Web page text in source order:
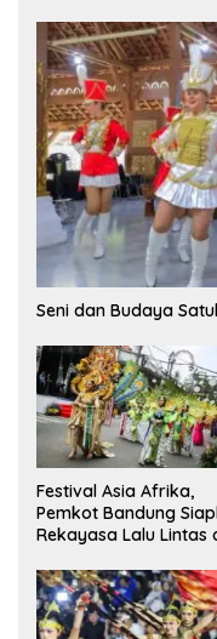
Seni dan Budaya
Festival Asia Afrika,
Pemkot Bandung
Rekayasa Lalu Lintas